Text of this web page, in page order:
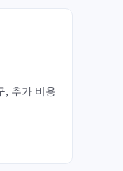
, 추가 비용